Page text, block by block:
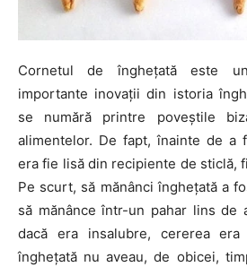
Cornetul de înghețată este
importante inovații din istoria
se numără printre poveștile
alimentelor. De fapt, înainte de a
era fie lisă din recipiente de sticlă,
Pe scurt, să mănânci înghețată a
să mănânce într-un pahar lins de
dacă era insalubre, cererea era
înghețată nu aveau, de obicei,